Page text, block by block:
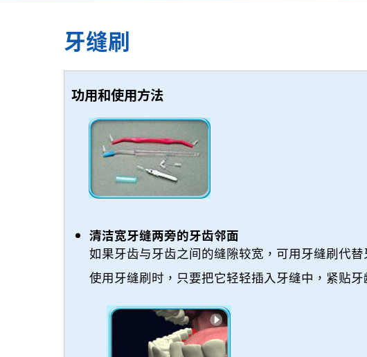
牙缝刷
功用和使用方法
清洁宽牙缝两旁的牙齿邻面
如果牙齿与牙齿之间的缝隙较宽，可用牙缝刷代替
使用牙缝刷时，只要把它轻轻插入牙缝中，紧贴